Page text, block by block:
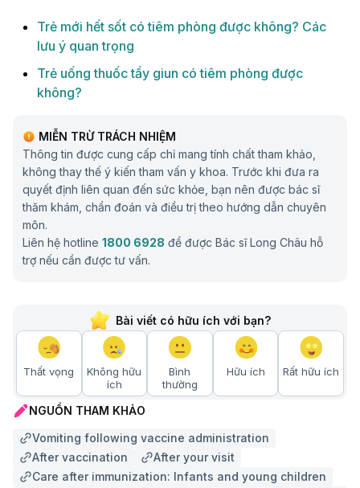
Trẻ mới hết sốt có tiêm phòng được không​? Các
lưu ý quan trọng
Trẻ uống thuốc tẩy giun có tiêm phòng được
không?
MIỄN TRỪ TRÁCH NHIỆM
Thông tin được cung cấp chỉ mang tính chất tham khảo,
không thay thế ý kiến tham vấn y khoa. Trước khi đưa ra
quyết định liên quan đến sức khỏe, bạn nên được bác sĩ
thăm khám, chẩn đoán và điều trị theo hướng dẫn chuyên
môn.
Liên hệ hotline 1800 6928 để được Bác sĩ Long Châu hỗ
trợ nếu cần được tư vấn.
Bài viết có hữu ích với bạn?
Thất vọng
Không hữu
ích
Bình
thường
Hữu ích Rất hữu ích
NGUỒN THAM KHẢO
Vomiting following vaccine administration
After vaccination
After your visit
Care after immunization: Infants and young children